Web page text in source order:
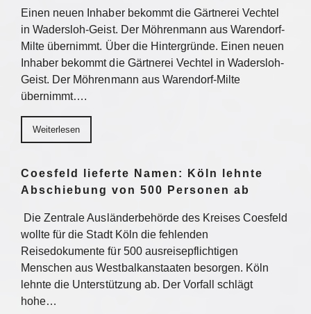
Einen neuen Inhaber bekommt die Gärtnerei Vechtel
in Wadersloh-Geist. Der Möhrenmann aus Warendorf-
Milte übernimmt. Über die Hintergründe. Einen neuen
Inhaber bekommt die Gärtnerei Vechtel in Wadersloh-
Geist. Der Möhrenmann aus Warendorf-Milte
übernimmt….
Weiterlesen
Coesfeld lieferte Namen: Köln lehnte
Abschiebung von 500 Personen ab
Die Zentrale Ausländerbehörde des Kreises Coesfeld
wollte für die Stadt Köln die fehlenden
Reisedokumente für 500 ausreisepflichtigen
Menschen aus Westbalkanstaaten besorgen. Köln
lehnte die Unterstützung ab. Der Vorfall schlägt
hohe…